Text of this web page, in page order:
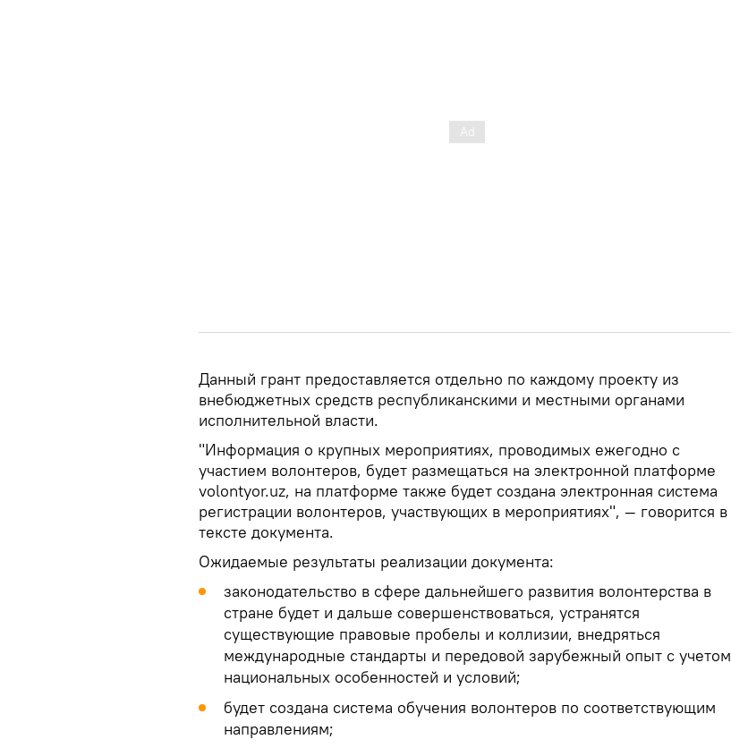
Данный грант предоставляется отдельно по каждому проекту из
внебюджетных средств республиканскими и местными органами
исполнительной власти.
"Информация о крупных мероприятиях, проводимых ежегодно с
участием волонтеров, будет размещаться на электронной платформе
volontyor.uz, на платформе также будет создана электронная система
регистрации волонтеров, участвующих в мероприятиях", — говорится в
тексте документа.
Ожидаемые результаты реализации документа:
законодательство в сфере дальнейшего развития волонтерства в
стране будет и дальше совершенствоваться, устранятся
существующие правовые пробелы и коллизии, внедряться
международные стандарты и передовой зарубежный опыт с учетом
национальных особенностей и условий;
будет создана система обучения волонтеров по соответствующим
направлениям;